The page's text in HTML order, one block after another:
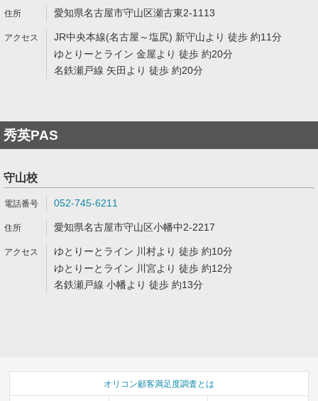
愛知県名古屋市守山区瀬古東2-1113
JR中央本線(名古屋～塩尻) 新守山より 徒歩 約11分
ゆとりーとライン 金屋より 徒歩 約20分
名鉄瀬戸線 矢田より 徒歩 約20分
秀英PAS
守山校
052-745-6211
愛知県名古屋市守山区小幡中2-2217
ゆとりーとライン 川村より 徒歩 約10分
ゆとりーとライン 川宮より 徒歩 約12分
名鉄瀬戸線 小幡より 徒歩 約13分
オリコン顧客満足度調査とは